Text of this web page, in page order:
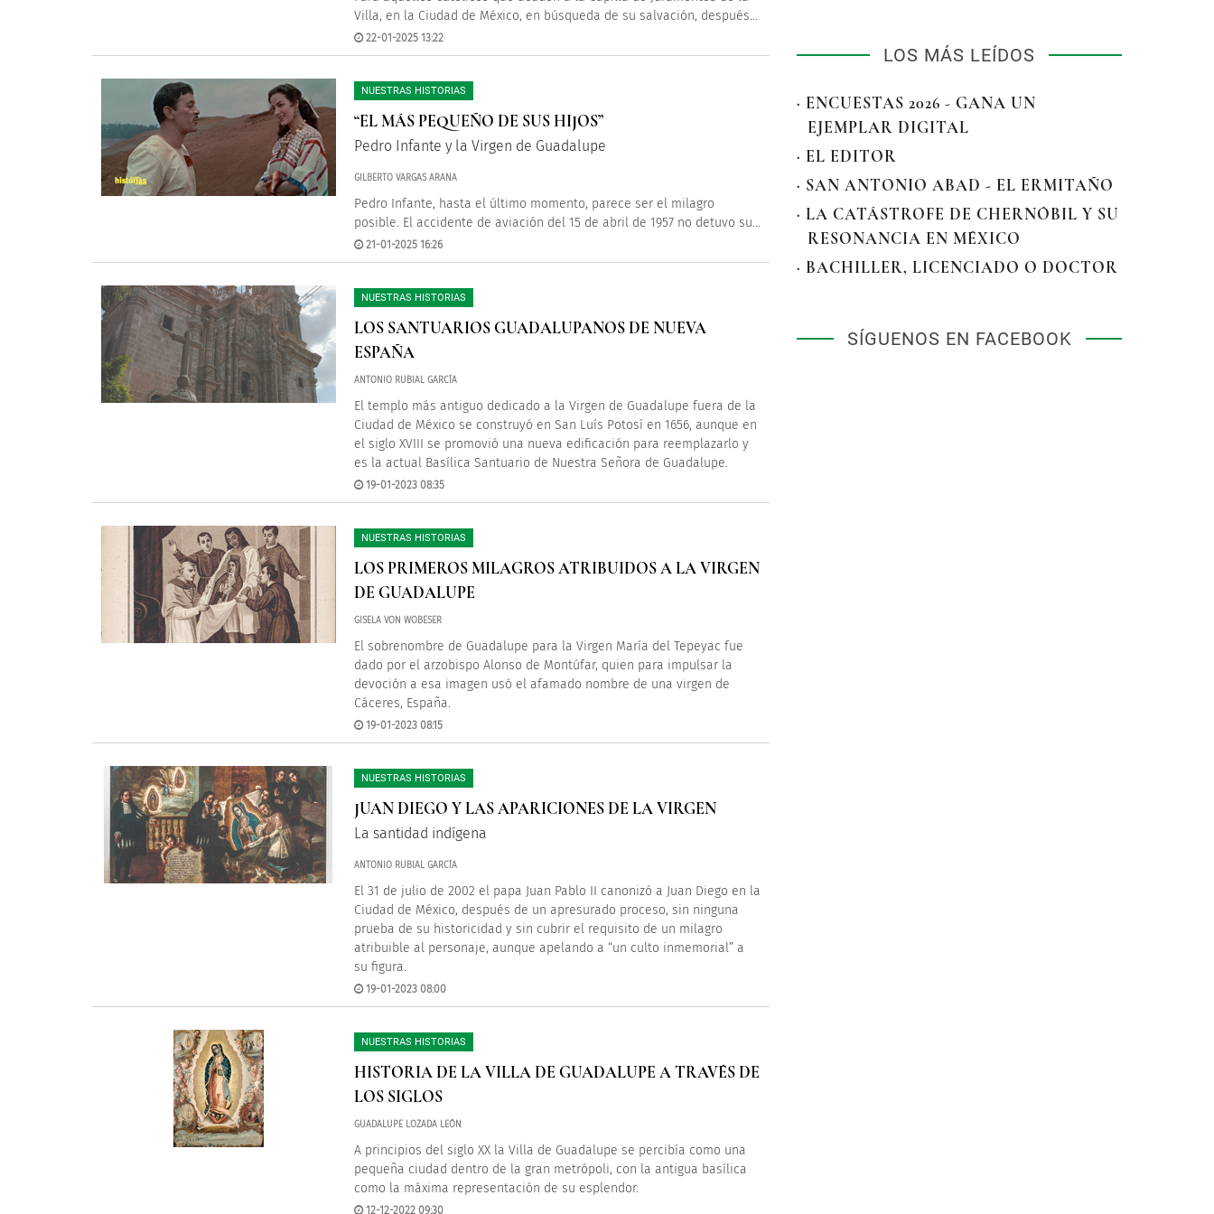
Villa, en la Ciudad de México, en búsqueda de su salvación, después...
22-01-2025 13:22
NUESTRAS HISTORIAS
“EL MÁS PEQUEÑO DE SUS HIJOS”
Pedro Infante y la Virgen de Guadalupe
GILBERTO VARGAS ARANA
Pedro Infante, hasta el último momento, parece ser el milagro
posible. El accidente de aviación del 15 de abril de 1957 no detuvo su...
21-01-2025 16:26
NUESTRAS HISTORIAS
LOS SANTUARIOS GUADALUPANOS DE NUEVA
ESPAÑA
ANTONIO RUBIAL GARCÍA
El templo más antiguo dedicado a la Virgen de Guadalupe fuera de la
Ciudad de México se construyó en San Luís Potosí en 1656, aunque en
el siglo XVIII se promovió una nueva edificación para reemplazarlo y
es la actual Basílica Santuario de Nuestra Señora de Guadalupe.
19-01-2023 08:35
NUESTRAS HISTORIAS
LOS PRIMEROS MILAGROS ATRIBUIDOS A LA VIRGEN
DE GUADALUPE
GISELA VON WOBESER
El sobrenombre de Guadalupe para la Virgen María del Tepeyac fue
dado por el arzobispo Alonso de Montúfar, quien para impulsar la
devoción a esa imagen usó el afamado nombre de una virgen de
Cáceres, España.
19-01-2023 08:15
NUESTRAS HISTORIAS
JUAN DIEGO Y LAS APARICIONES DE LA VIRGEN
La santidad indígena
ANTONIO RUBIAL GARCÍA
El 31 de julio de 2002 el papa Juan Pablo II canonizó a Juan Diego en la
Ciudad de México, después de un apresurado proceso, sin ninguna
prueba de su historicidad y sin cubrir el requisito de un milagro
atribuible al personaje, aunque apelando a “un culto inmemorial” a
su figura.
19-01-2023 08:00
NUESTRAS HISTORIAS
HISTORIA DE LA VILLA DE GUADALUPE A TRAVÉS DE
LOS SIGLOS
GUADALUPE LOZADA LEÓN
A principios del siglo XX la Villa de Guadalupe se percibía como una
pequeña ciudad dentro de la gran metrópoli, con la antigua basílica
como la máxima representación de su esplendor.
12-12-2022 09:30
LOS MÁS LEÍDOS
· ENCUESTAS 2026 - GANA UN
EJEMPLAR DIGITAL
· EL EDITOR
· SAN ANTONIO ABAD - EL ERMITAÑO
· LA CATÁSTROFE DE CHERNÓBIL Y SU
RESONANCIA EN MÉXICO
· BACHILLER, LICENCIADO O DOCTOR
SÍGUENOS EN FACEBOOK